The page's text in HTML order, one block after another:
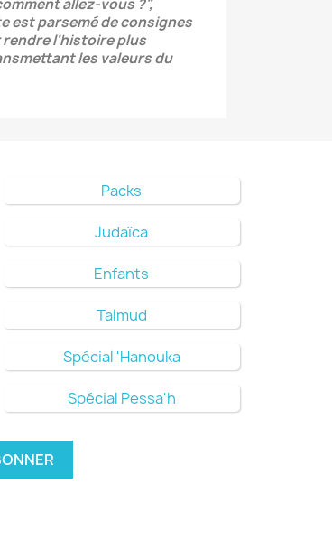
allez-vous ?",
est parsemé de consignes
l'histoire plus
les valeurs du
Packs
Judaïca
Enfants
Talmud
Spécial 'Hanouka
Spécial Pessa'h